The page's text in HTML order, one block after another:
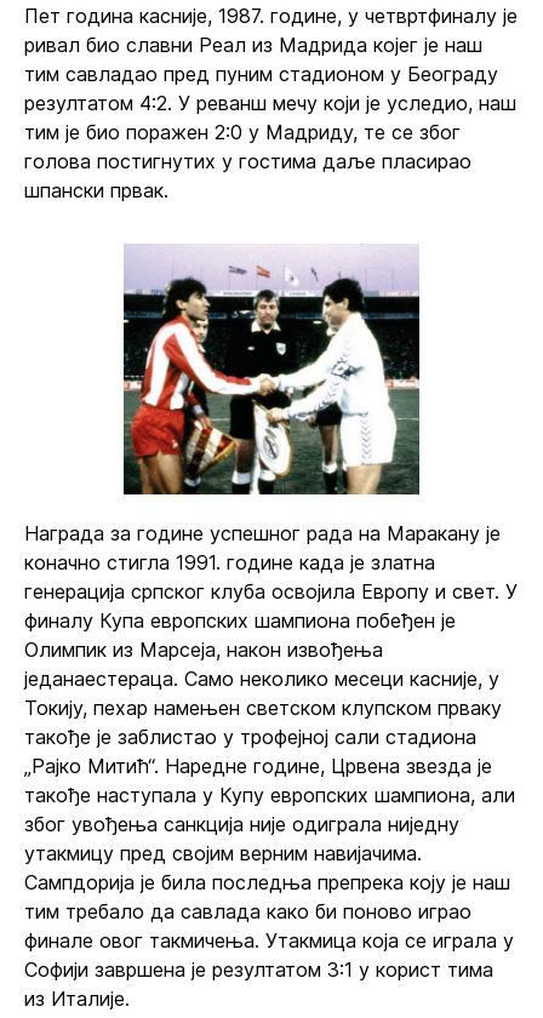
Пет година касније, 1987. године, у четвртфиналу је
ривал био славни Реал из Мадрида којег је наш
тим савладао пред пуним стадионом у Београду
резултатом 4:2. У реванш мечу који је уследио, наш
тим је био поражен 2:0 у Мадриду, те се због
голова постигнутих у гостима даље пласирао
шпански првак.
Награда за године успешног рада на Маракану је
коначно стигла 1991. године када је златна
генерација српског клуба освојила Европу и свет. У
финалу Купа европских шампиона побеђен је
Олимпик из Марсеја, након извођења
једанаестераца. Само неколико месеци касније, у
Токију, пехар намењен светском клупском прваку
такође је заблистао у трофејној сали стадиона
„Рајко Митић“. Наредне године, Црвена звезда је
такође наступала у Купу европских шампиона, али
због увођења санкција није одиграла ниједну
утакмицу пред својим верним навијачима.
Сампдорија је била последња препрека коју је наш
тим требало да савлада како би поново играо
финале овог такмичења. Утакмица која се играла у
Софији завршена је резултатом 3:1 у корист тима
из Италије.